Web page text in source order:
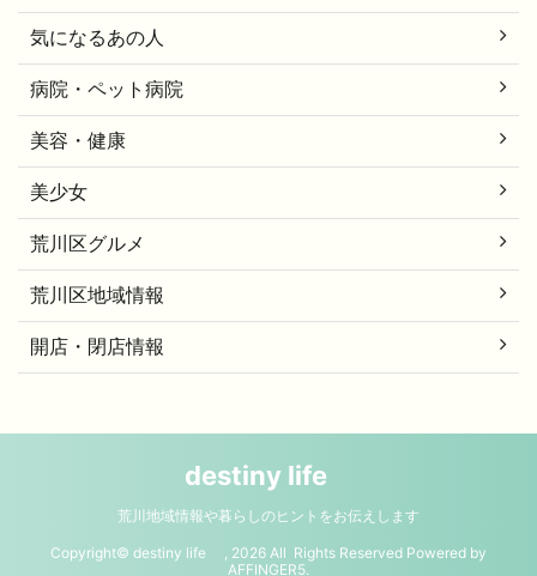
気になるあの人
病院・ペット病院
美容・健康
美少女
荒川区グルメ
荒川区地域情報
開店・閉店情報
destiny life
荒川地域情報や暮らしのヒントをお伝えします
Copyright© destiny life , 2026 All Rights Reserved Powered by
AFFINGER5.